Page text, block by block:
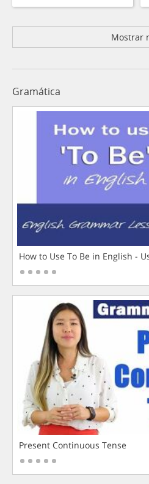
Mostrar
Gramática
How to Use To Be in English -
Present Continuous Tense